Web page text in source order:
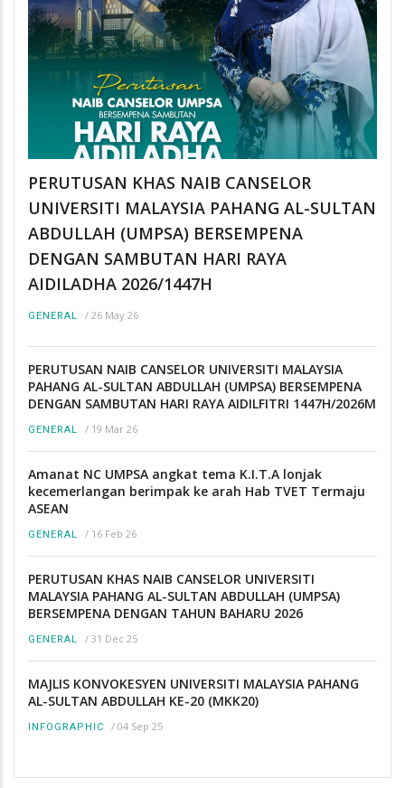
PERUTUSAN KHAS NAIB CANSELOR
UNIVERSITI MALAYSIA PAHANG AL-SULTAN
ABDULLAH (UMPSA) BERSEMPENA
DENGAN SAMBUTAN HARI RAYA
AIDILADHA 2026/1447H
GENERAL / 26 May 26
PERUTUSAN NAIB CANSELOR UNIVERSITI MALAYSIA
PAHANG AL-SULTAN ABDULLAH (UMPSA) BERSEMPENA
DENGAN SAMBUTAN HARI RAYA AIDILFITRI 1447H/2026M
GENERAL / 19 Mar 26
Amanat NC UMPSA angkat tema K.I.T.A lonjak
kecemerlangan berimpak ke arah Hab TVET Termaju
ASEAN
GENERAL / 16 Feb 26
PERUTUSAN KHAS NAIB CANSELOR UNIVERSITI
MALAYSIA PAHANG AL-SULTAN ABDULLAH (UMPSA)
BERSEMPENA DENGAN TAHUN BAHARU 2026
GENERAL / 31 Dec 25
MAJLIS KONVOKESYEN UNIVERSITI MALAYSIA PAHANG
AL-SULTAN ABDULLAH KE-20 (MKK20)
INFOGRAPHIC / 04 Sep 25